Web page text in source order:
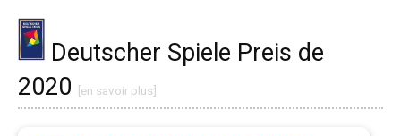
Deutscher Spiele Preis de
2020
[en savoir plus]